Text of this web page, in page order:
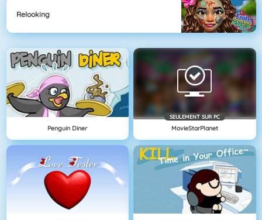
Relooking
Penguin Diner
SEULEMENT SUR PC
MovieStarPlanet